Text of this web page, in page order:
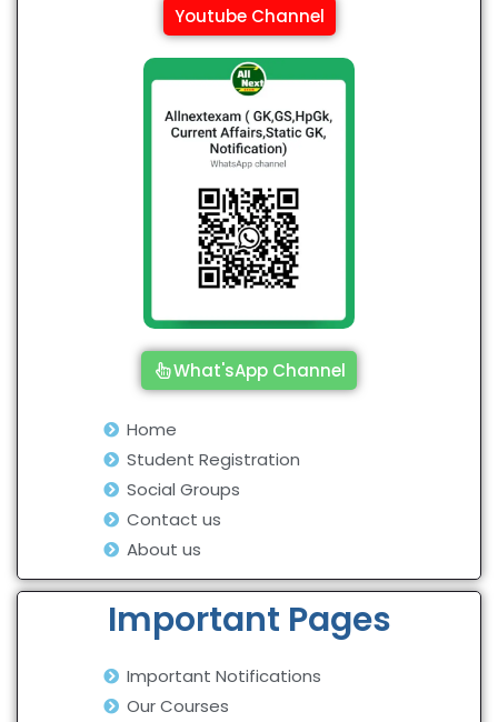
Youtube Channel
What'sApp Channel
Home
Student Registration
Social Groups
Contact us
About us
Important Pages
Important Notifications
Our Courses